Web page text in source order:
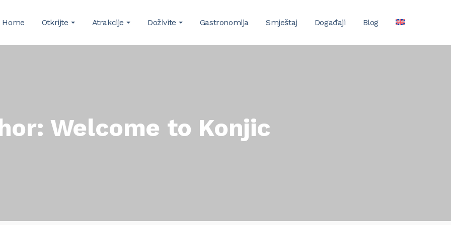
Home Otkrijte Atrakcije Doživite Gastronomija Smještaj Događaji Blog
Welcome to Konjic